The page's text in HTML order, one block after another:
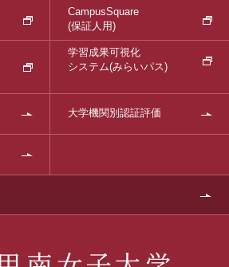
CampusSquare
(保証人用)
学習成果可視化
システム(みらいパス)
大学機関別認証評価